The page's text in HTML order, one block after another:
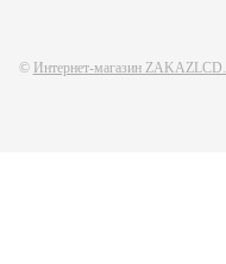
© Интернет-магазин